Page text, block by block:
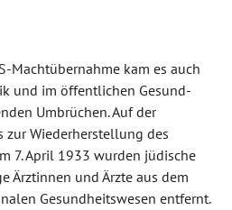
Macht­übernahme kam es auch
und im öffentlichen Gesund­
Um­brüchen. Auf der
zur Wiederherstellung des
7. April 1933 wurden jüdische
Ärztinnen und Ärzte aus dem
Gesundheits­wesen entfernt.